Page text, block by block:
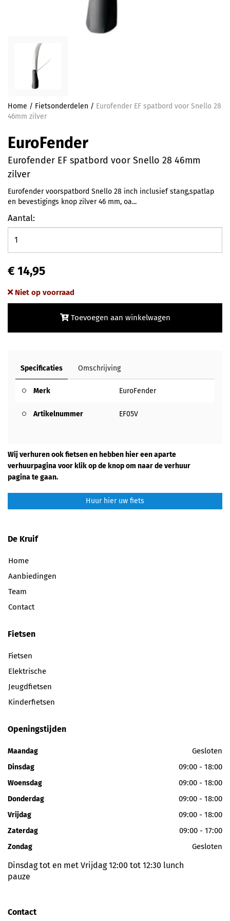
Home / Fietsonderdelen / Eurofender EF spatbord voor Snello 28
46mm zilver
EuroFender
Eurofender EF spatbord voor Snello 28 46mm
zilver
Eurofender voorspatbord Snello 28 inch inclusief stang,spatlap
en bevestigings knop zilver 46 mm, oa...
Aantal:
€ 14,95
Niet op voorraad
Toevoegen aan winkelwagen
Specificaties Omschrijving
Merk EuroFender
Artikelnummer EF05V
Wij verhuren ook fietsen en hebben hier een aparte
verhuurpagina voor klik op de knop om naar de verhuur
pagina te gaan.
Huur hier uw fiets
De Kruif
Home
Aanbiedingen
Team
Contact
Fietsen
Fietsen
Elektrische
Jeugdfietsen
Kinderfietsen
Openingstijden
Maandag Gesloten
Dinsdag 09:00 - 18:00
Woensdag 09:00 - 18:00
Donderdag 09:00 - 18:00
Vrijdag 09:00 - 18:00
Zaterdag 09:00 - 17:00
Zondag Gesloten
Dinsdag tot en met Vrijdag 12:00 tot 12:30 lunch
pauze
Contact